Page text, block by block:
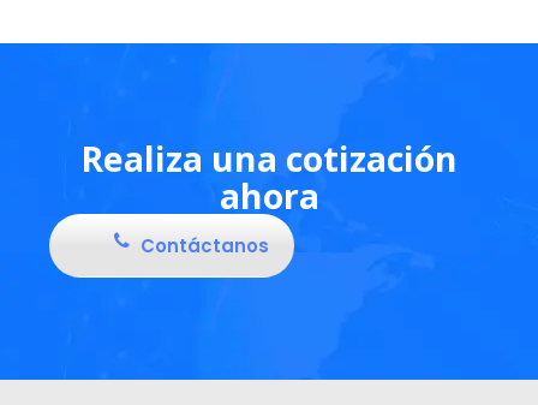
Realiza una cotización
ahora
Contáctanos